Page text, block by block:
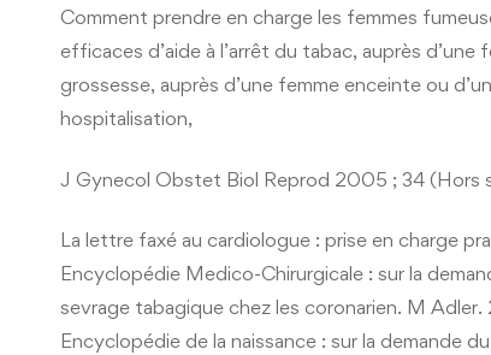
Comment prendre en charge les femmes
efficaces d’aide à l’arrêt du tabac, auprès
grossesse, auprès d’une femme enceinte ou
hospitalisation,
J Gynecol Obstet Biol Reprod 2005 ; 34 (Hors
La lettre faxé au cardiologue : prise en charge
Encyclopédie Medico-Chirurgicale : sur la
sevrage tabagique chez les coronarien. M
Encyclopédie de la naissance : sur la demande